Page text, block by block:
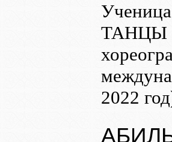
ТАНЦЫ
2022